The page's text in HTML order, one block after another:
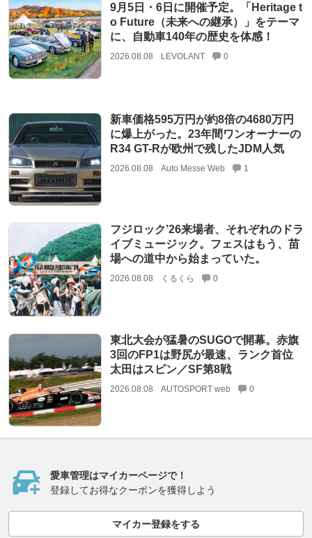
9月5日・6日に開催予定。「Heritage t
o Future（未来への継承）」をテーマ
に、自動車140年の歴史を体感！
2026.08.08 LEVOLANT 0
新車価格595万円が約8倍の4680万円
に爆上がった。23年間ワンオーナーの
R34 GT-Rが欧州で残したJDM人気
2026.08.08 Auto Messe Web 1
フジロック’26来場者、それぞれのドラ
イブミュージック。フェスはもう、苗
場への道中から始まっていた。
2026.08.08 くるくら 0
東北大会が猛暑のSUGOで開幕。赤旗
3回のFP1は野尻が最速、ランク首位
太田はスピン／SF第8戦
2026.08.08 AUTOSPORT web 0
愛車管理はマイカーページで！
登録してお得なクーポンを獲得しよう
マイカー登録をする